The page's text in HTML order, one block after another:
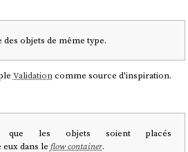
objets de même type.
Validationcomme source d'inspiration.
que les objets soient placés
dans le flow container.